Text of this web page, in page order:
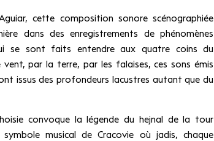
cette composition sonore scénographiée
dans des enregistrements de phénomènes
se sont faits entendre aux quatre coins du
par la terre, par les falaises, ces sons émis
issus des profondeurs lacustres autant que du
convoque la légende du hejnal de la tour
symbole musical de Cracovie où jadis, chaque